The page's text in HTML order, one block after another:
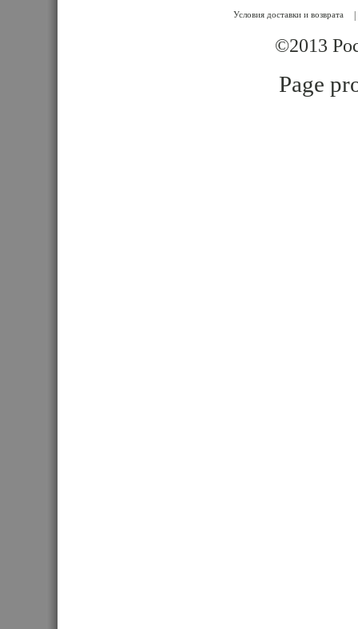
Условия доставки и возврата
©2013
Page